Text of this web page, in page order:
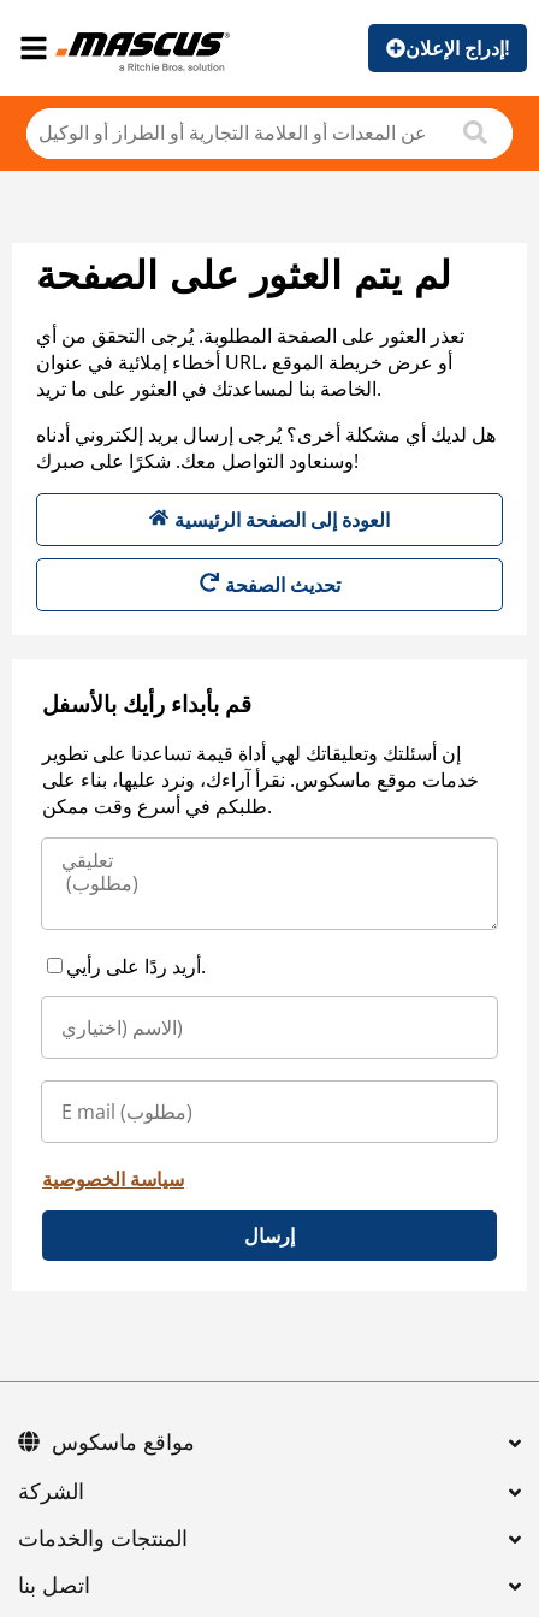
إدراج الإعلان!
لم يتم العثور على الصفحة
تعذر العثور على الصفحة المطلوبة. يُرجى التحقق من أي
أخطاء إملائية في عنوان URL، أو عرض خريطة الموقع
الخاصة بنا لمساعدتك في العثور على ما تريد.
هل لديك أي مشكلة أخرى؟ يُرجى إرسال بريد إلكتروني أدناه
وسنعاود التواصل معك. شكرًا على صبرك!
العودة إلى الصفحة الرئيسية
تحديث الصفحة
قم بأبداء رأيك بالأسفل
إن أسئلتك وتعليقاتك لهي أداة قيمة تساعدنا على تطوير
خدمات موقع ماسكوس. نقرأ آراءك، ونرد عليها، بناء على
طلبكم في أسرع وقت ممكن.
أريد ردًا على رأيي.
سياسة الخصوصية
إرسال
اتصل بنا
مواقع ماسكوس